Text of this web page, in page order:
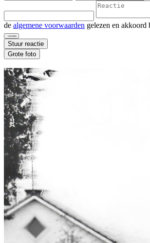
de algemene voorwaarden gelezen en akkoord